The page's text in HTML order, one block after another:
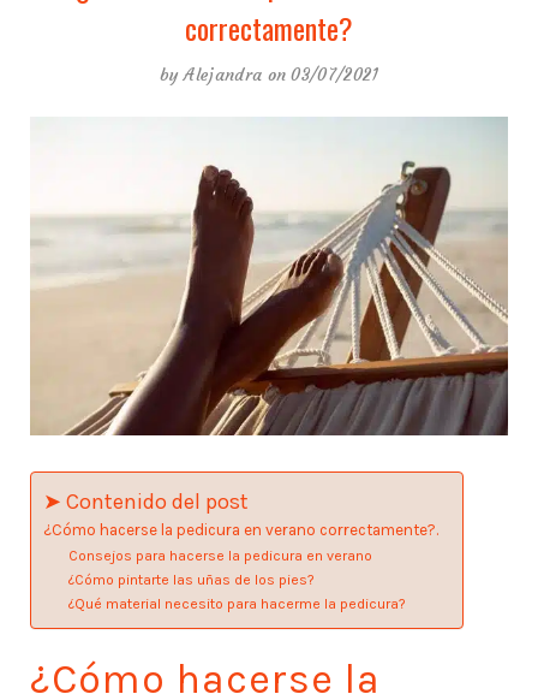
correctamente?
byAlejandra on 03/07/2021
➤ Contenido del post
¿Cómo hacerse la pedicura en verano correctamente?.
Consejos para hacerse la pedicura en verano
¿Cómo pintarte las uñas de los pies?
¿Qué material necesito para hacerme la pedicura?
¿Cómo hacerse la